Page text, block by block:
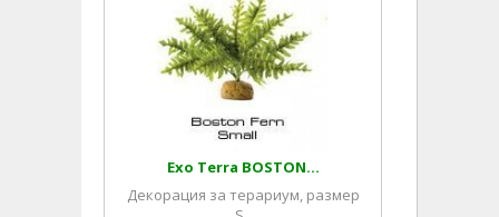
Exo Terra BOSTON...
Декорация за терариум, размер